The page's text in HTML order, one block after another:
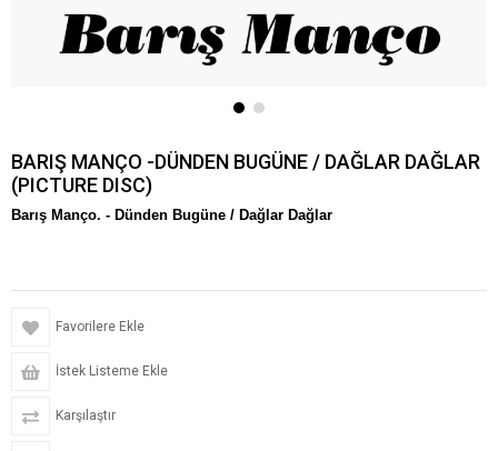
BARIŞ MANÇO -DÜNDEN BUGÜNE / DAĞLAR DAĞLAR
(PICTURE DISC)
Barış Manço. - Dünden Bugüne / Dağlar Dağlar
Favorilere Ekle
İstek Listeme Ekle
Karşılaştır